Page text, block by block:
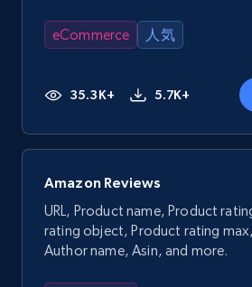
eCommerce 人気
35.3K+ 5.7K+
Amazon Reviews
URL, Product name, Product
rating object, Product rating
Author name, Asin, and more.